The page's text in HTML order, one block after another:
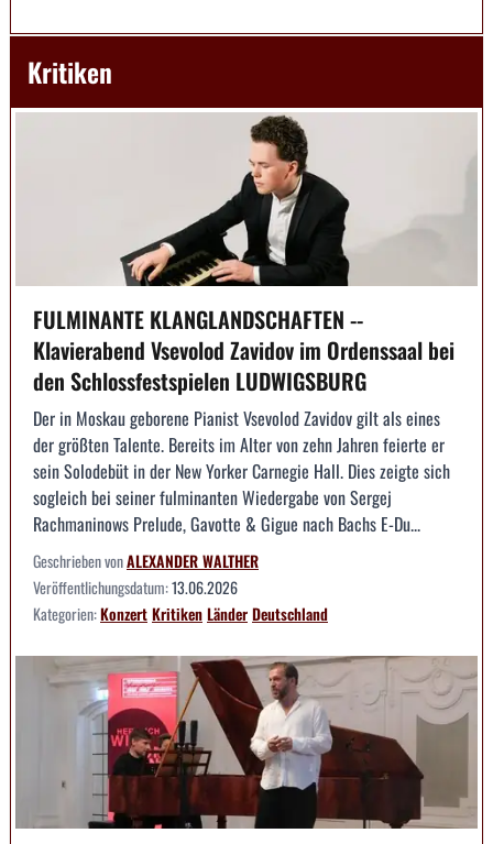
Kritiken
FULMINANTE KLANGLANDSCHAFTEN --
Klavierabend Vsevolod Zavidov im Ordenssaal bei
den Schlossfestspielen LUDWIGSBURG
Der in Moskau geborene Pianist Vsevolod Zavidov gilt als eines
der größten Talente. Bereits im Alter von zehn Jahren feierte er
sein Solodebüt in der New Yorker Carnegie Hall. Dies zeigte sich
sogleich bei seiner fulminanten Wiedergabe von Sergej
Rachmaninows Prelude, Gavotte & Gigue nach Bachs E-Du...
Geschrieben vonALEXANDER WALTHER
Veröffentlichungsdatum:13.06.2026
Kategorien:KonzertKritikenLänderDeutschland